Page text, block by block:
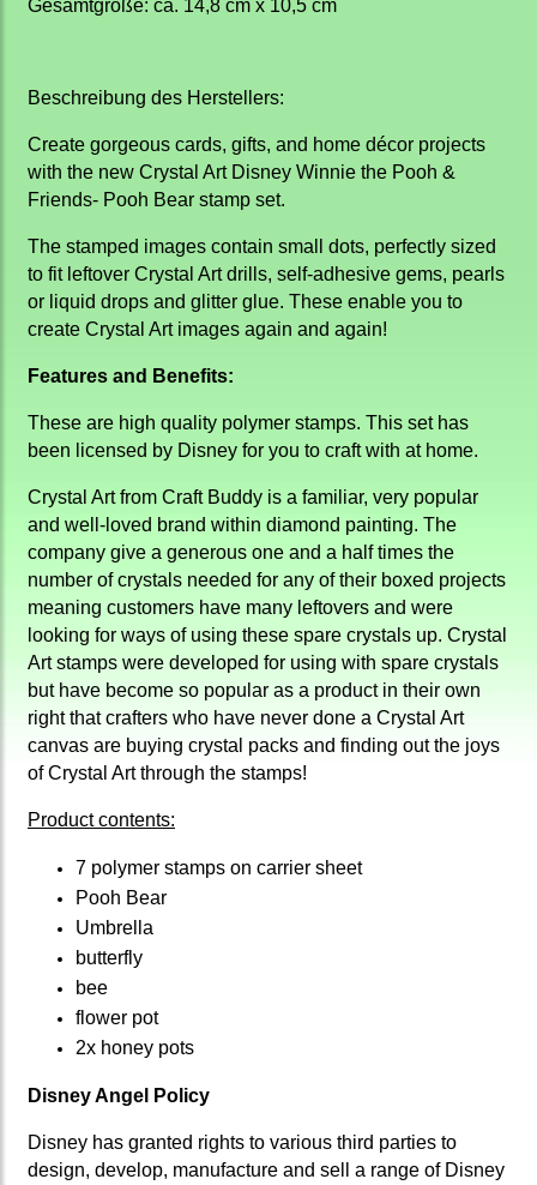
Gesamtgröße: ca. 14,8 cm x 10,5 cm
Beschreibung des Herstellers:
Create gorgeous cards, gifts, and home décor projects
with the new Crystal Art Disney Winnie the Pooh &
Friends- Pooh Bear stamp set.
The stamped images contain small dots, perfectly sized
to fit leftover Crystal Art drills, self-adhesive gems, pearls
or liquid drops and glitter glue. These enable you to
create Crystal Art images again and again!
Features and Benefits:
These are high quality polymer stamps. This set has
been licensed by Disney for you to craft with at home.
Crystal Art from Craft Buddy is a familiar, very popular
and well-loved brand within diamond painting. The
company give a generous one and a half times the
number of crystals needed for any of their boxed projects
meaning customers have many leftovers and were
looking for ways of using these spare crystals up. Crystal
Art stamps were developed for using with spare crystals
but have become so popular as a product in their own
right that crafters who have never done a Crystal Art
canvas are buying crystal packs and finding out the joys
of Crystal Art through the stamps!
Product contents:
7 polymer stamps on carrier sheet
Pooh Bear
Umbrella
butterfly
bee
flower pot
2x honey pots
Disney Angel Policy
Disney has granted rights to various third parties to
design, develop, manufacture and sell a range of Disney